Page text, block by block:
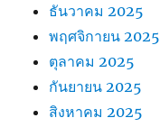
ธันวาคม 2025
พฤศจิกายน 2025
ตุลาคม 2025
กันยายน 2025
สิงหาคม 2025